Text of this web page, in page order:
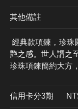
其他備註
經典款項鍊，珍珠
艷之感。世人謂之
珍珠項鍊簡約大方
信用卡分3期